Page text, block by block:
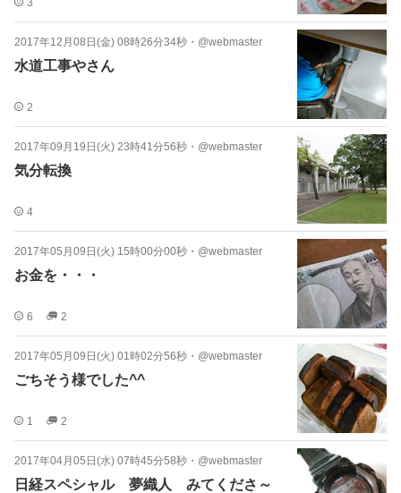
3
2017年12月08日(金) 08時26分34秒 ・ @webmaster
水道工事やさん
2
2017年09月19日(火) 23時41分56秒 ・ @webmaster
気分転換
4
2017年05月09日(火) 15時00分00秒 ・ @webmaster
お金を・・・
6 2
2017年05月09日(火) 01時02分56秒 ・ @webmaster
ごちそう様でした^^
1 2
2017年04月05日(水) 07時45分58秒 ・ @webmaster
日経スペシャル 夢織人 みてくださ～